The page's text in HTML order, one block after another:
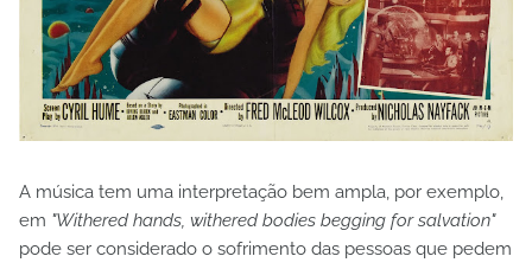
A música tem uma interpretação bem ampla, por exemplo,
em "Withered hands, withered bodies begging for salvation"
pode ser considerado o sofrimento das pessoas que pedem